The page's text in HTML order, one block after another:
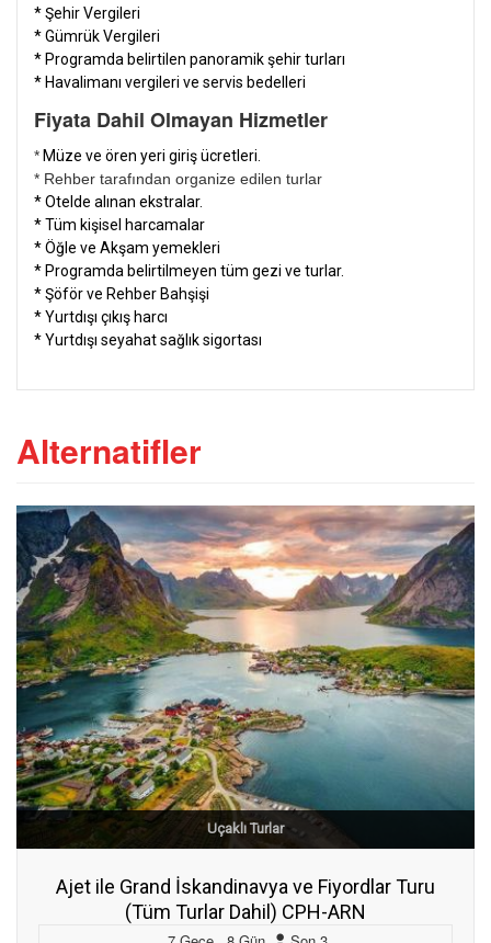
* Şehir Vergileri
* Gümrük Vergileri
* Programda belirtilen panoramik şehir turları
* Havalimanı vergileri ve servis bedelleri
Fiyata Dahil Olmayan Hizmetler
* Müze ve ören yeri giriş ücretleri.
* Rehber tarafından organize edilen turlar
* Otelde alınan ekstralar.
* Tüm kişisel harcamalar
* Öğle ve Akşam yemekleri
* Programda belirtilmeyen tüm gezi ve turlar.
* Şöför ve Rehber Bahşişi
* Yurtdışı çıkış harcı
* Yurtdışı seyahat sağlık sigortası
Alternatifler
Uçaklı Turlar
Ajet ile Grand İskandinavya ve Fiyordlar Turu
(Tüm Turlar Dahil) CPH-ARN